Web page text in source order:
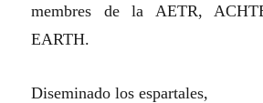
membres de la AETR,
EARTH.
Diseminado los espartales,